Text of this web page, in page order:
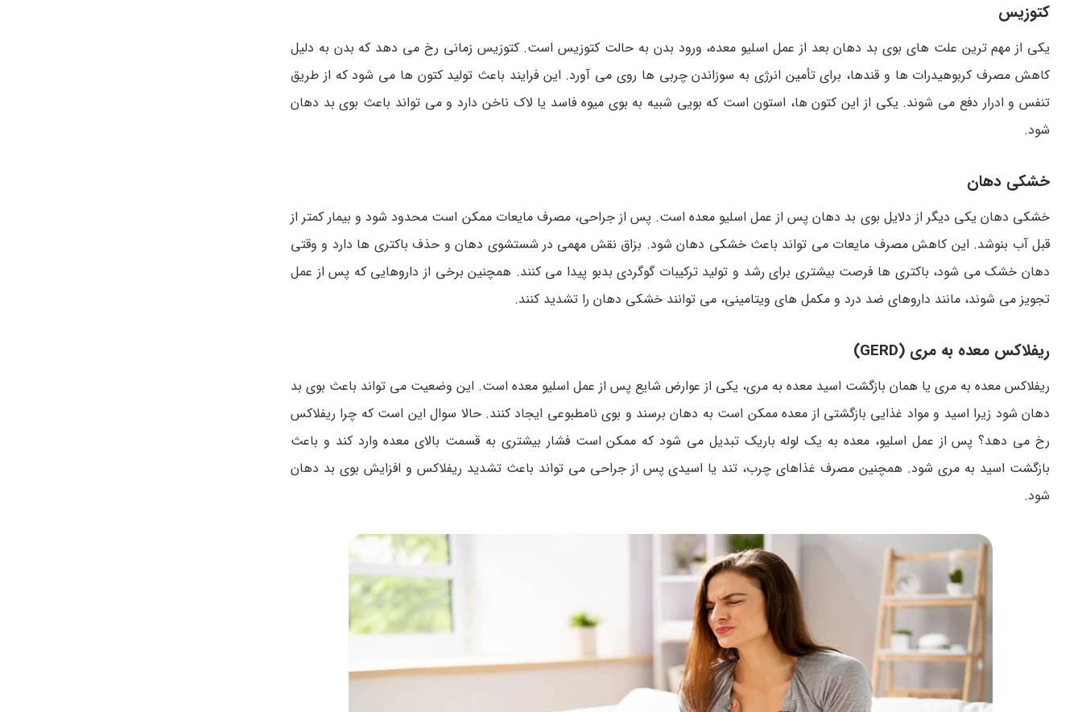
کتوزیس
یکی از مهم ترین علت های بوی بد دهان بعد از عمل اسلیو معده، ورود بدن به حالت کتوزیس است. کتوزیس زمانی رخ می دهد که بدن به دلیل
کاهش مصرف کربوهیدرات ها و قندها، برای تأمین انرژی به سوزاندن چربی ها روی می آورد. این فرایند باعث تولید کتون ها می شود که از طریق
تنفس و ادرار دفع می شوند. یکی از این کتون ها، استون است که بویی شبیه به بوی میوه فاسد یا لاک ناخن دارد و می تواند باعث بوی بد دهان
شود.
خشکی دهان
خشکی دهان یکی دیگر از دلایل بوی بد دهان پس از عمل اسلیو معده است. پس از جراحی، مصرف مایعات ممکن است محدود شود و بیمار کمتر از
قبل آب بنوشد. این کاهش مصرف مایعات می تواند باعث خشکی دهان شود. بزاق نقش مهمی در شستشوی دهان و حذف باکتری ها دارد و وقتی
دهان خشک می شود، باکتری ها فرصت بیشتری برای رشد و تولید ترکیبات گوگردی بدبو پیدا می کنند. همچنین برخی از داروهایی که پس از عمل
تجویز می شوند، مانند داروهای ضد درد و مکمل های ویتامینی، می توانند خشکی دهان را تشدید کنند.
ریفلاکس معده به مری (GERD)
ریفلاکس معده به مری یا همان بازگشت اسید معده به مری، یکی از عوارض شایع پس از عمل اسلیو معده است. این وضعیت می تواند باعث بوی بد
دهان شود زیرا اسید و مواد غذایی بازگشتی از معده ممکن است به دهان برسند و بوی نامطبوعی ایجاد کنند. حالا سوال این است که چرا ریفلاکس
رخ می دهد؟ پس از عمل اسلیو، معده به یک لوله باریک تبدیل می شود که ممکن است فشار بیشتری به قسمت بالای معده وارد کند و باعث
بازگشت اسید به مری شود. همچنین مصرف غذاهای چرب، تند یا اسیدی پس از جراحی می تواند باعث تشدید ریفلاکس و افزایش بوی بد دهان
شود.